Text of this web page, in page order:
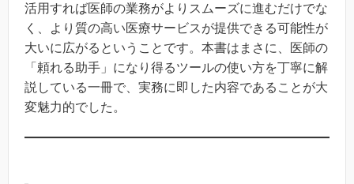
活用すれば医師の業務がよりスムーズに進むだけでな
く、より質の高い医療サービスが提供できる可能性が
大いに広がるということです。本書はまさに、医師の
「頼れる助手」になり得るツールの使い方を丁寧に解
説している一冊で、実務に即した内容であることが大
変魅力的でした。